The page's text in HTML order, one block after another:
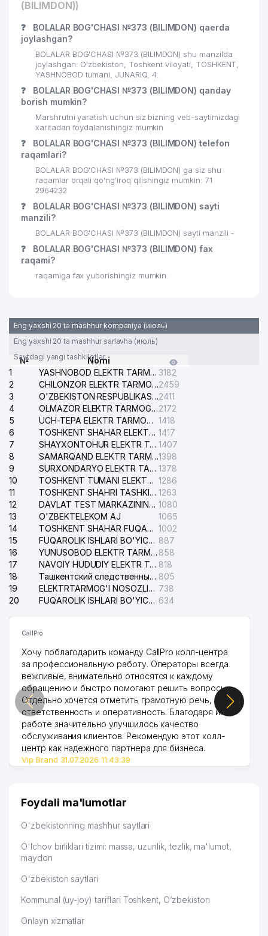
(BILIMDON))
❓
BOLALAR BOG'CHASI №373 (BILIMDON) qaerda
joylashgan?
BOLALAR BOG'CHASI №373 (BILIMDON) shu manzilda
joylashgan: O'zbekiston, Toshkent viloyati, TOSHKENT,
YASHNOBOD tumani, JUNARIQ, 4.
❓
BOLALAR BOG'CHASI №373 (BILIMDON) qanday
borish mumkin?
Marshrutni yaratish uchun siz bizning veb-saytimizdagi
xaritadan foydalanishingiz mumkin
❓
BOLALAR BOG'CHASI №373 (BILIMDON) telefon
raqamlari?
BOLALAR BOG'CHASI №373 (BILIMDON) ga siz shu
raqamlar orqali qo’ng’iroq qilishingiz mumkin: 71
2964232
❓
BOLALAR BOG'CHASI №373 (BILIMDON) sayti
manzili?
BOLALAR BOG'CHASI №373 (BILIMDON) sayti manzili -
❓
BOLALAR BOG'CHASI №373 (BILIMDON) fax
raqami?
raqamiga fax yuborishingiz mumkin.
Eng yaxshi 20 ta mashhur kompaniya (июль)
Eng yaxshi 20 ta mashhur sarlavha (июль)
Saytdagi yangi tashkilotlar
№
Nomi
1
YASHNOBOD ELEKTR TARMOG'I NOSOZLIKLARI XIZMATI 3182
2
CHILONZOR ELEKTR TARMOG'I NOSOZLIK XIZMATI2459
3
O'ZBEKISTON RESPUBLIKASI BOSH PROKURATURASI ISHONCH TELEFONI2411
4
OLMAZOR ELEKTR TARMOG'I NOSOZLIKLARI XIZMATI2172
5
UCH-TEPA ELEKTR TARMOG'I NOSOZLIKLARI XIZMATI 1418
6
TOSHKENT SHAHAR ELEKTR TARMOQLARI KORXONASI AJ 1417
7
SHAYXONTOHUR ELEKTR TARMOG'I NOSOZLIKLARINI TUZATISH XIZMATI 1407
8
SAMARQAND ELEKTR TARMOQLARI AJ1398
9
SURXONDARYO ELEKTR TARMOQLARI AJ 1378
10
TOSHKENT TUMANI ELEKTR TARMOG'I AVARIYA XIZMATI 1286
11
TOSHKENT SHAHRI TASHKILOT TELEFONLARI HAQIDA MA'LUMOT BYUROSI 1263
12
DAVLAT TEST MARKAZINING ISHONCH TELEFONLARI 1080
13
O'ZBEKTELEKOM AJ
1065
14
TOSHKENT SHAHAR FUQAROLIK ISHLARI BO'YICHA SUDI 1002
15
FUQAROLIK ISHLARI BO'YICHA YAKKASAROY TUMANLARARO SUDI 887
16
YUNUSOBOD ELEKTR TARMOG'I NOSOZLIKLARI XIZMATI 858
17
NAVOIY HUDUDIY ELEKTR TARMOQLARI KORXONASI AJ 818
18
Ташкентский следственный изолятор 805
19
ELEKTRTARMOG'I NOSOZLIKLARINI TO'ZATISH SERGELI XIZMATI 738
20
FUQAROLIK ISHLARI BO'YICHA UCH-TEPA TUMANI SUDI 634
CallPro
Хочу поблагодарить команду CallPro колл-центра
за профессиональную работу. Операторы всегда
вежливые, внимательно относятся к каждому
обращению и быстро помогают решить вопросы.
Отдельно хочется отметить грамотную речь,
ответственность и оперативность. Благодаря их
работе значительно улучшилось качество
обслуживания клиентов. Рекомендую этот колл-
центр как надежного партнера для бизнеса.
Vip Brand 31.07.2026 11:43:39
Foydali ma'lumotlar
O'zbekistonning mashhur saytlari
O'lchov birliklari tizimi: massa, uzunlik, tezlik, ma'lumot,
maydon
O'zbekiston saytlari
Kommunal (uy-joy) tariflari Toshkent, O‘zbekiston
Onlayn xizmatlar